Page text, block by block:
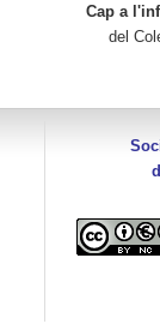
Cap a
del